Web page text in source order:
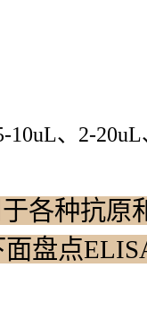
、2-
各种抗原
盘点